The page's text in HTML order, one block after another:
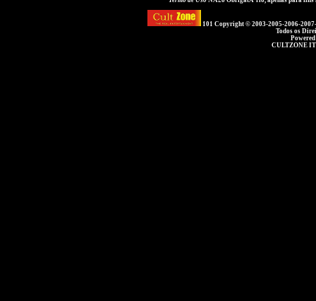
101 Copyright © 2003-2005-2006-
Todos os
CULTZONE